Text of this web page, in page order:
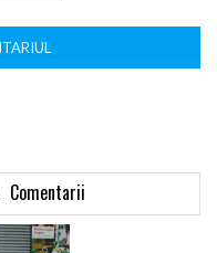
Comentarii